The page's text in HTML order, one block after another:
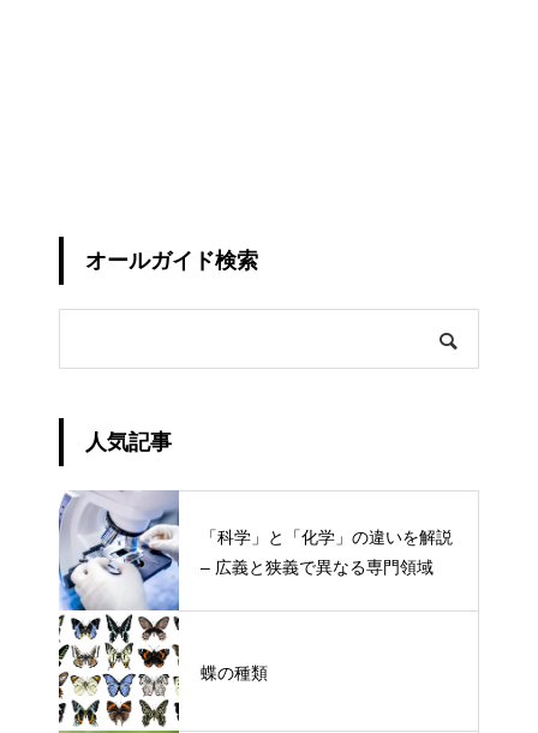
オールガイド検索
人気記事
「科学」と「化学」の違いを解説
– 広義と狭義で異なる専門領域
蝶の種類